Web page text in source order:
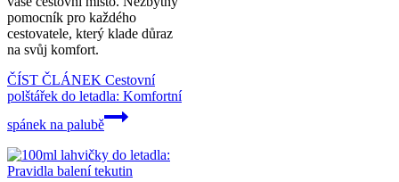
pomocník pro každého
cestovatele, který klade důraz
na svůj komfort.
ČÍST ČLÁNEK Cestovní
polštářek do letadla: Komfortní
spánek na palubě